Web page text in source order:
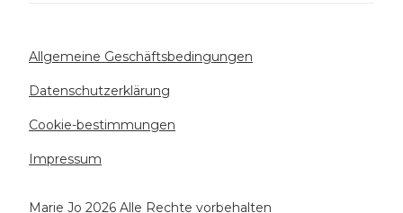
Allgemeine Geschäftsbedingungen
Datenschutzerklärung
Cookie-bestimmungen
Impressum
Marie Jo 2026 Alle Rechte vorbehalten